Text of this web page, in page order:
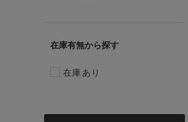
在庫有無
在庫あり